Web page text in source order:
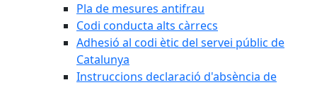
Pla de mesures antifrau
Codi conducta alts càrrecs
Adhesió al codi ètic del servei públic de
Catalunya
Instruccions declaració d'absència de